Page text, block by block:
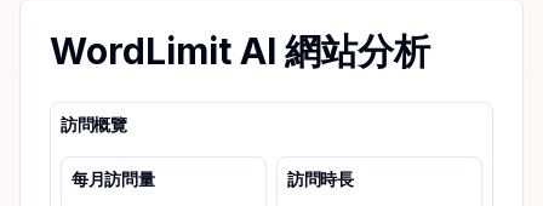
WordLimit AI 網站分析
訪問概覽
每月訪問量 訪問時長